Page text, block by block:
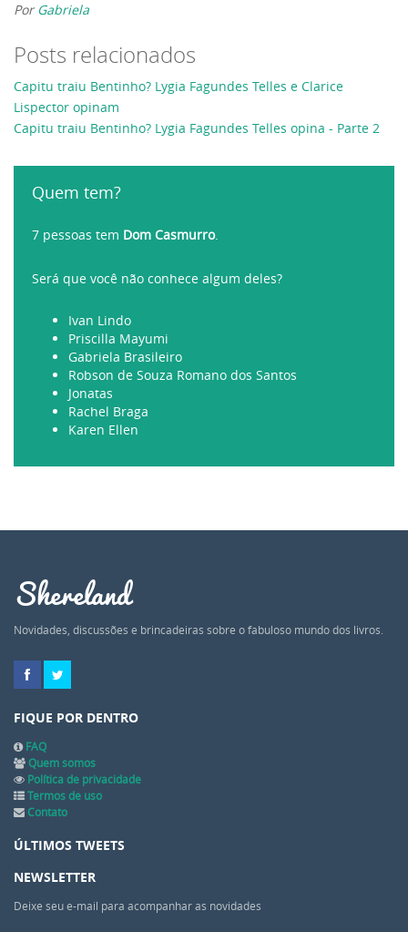
PorGabriela
Posts relacionados
Capitu traiu Bentinho? Lygia Fagundes Telles e Clarice
Lispector opinam
Capitu traiu Bentinho? Lygia Fagundes Telles opina - Parte 2
Quem tem?
7 pessoas tem Dom Casmurro.
Será que você não conhece algum deles?
Ivan Lindo
Priscilla Mayumi
Gabriela Brasileiro
Robson de Souza Romano dos Santos
Jonatas
Rachel Braga
Karen Ellen
Shereland
Novidades, discussões e brincadeiras sobre o fabuloso mundo dos livros.
FIQUE POR DENTRO
FAQ
Quem somos
Política de privacidade
Termos de uso
Contato
ÚLTIMOS TWEETS
NEWSLETTER
Deixe seu e-mail para acompanhar as novidades